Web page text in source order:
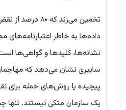
داده‌ها به خاطر اعتبارنامه‌های
نشانه‌ها، کلیدها و گواهی‌ها
سایبری نشان می‌دهد که
پیچیده یا روش‌های حمله برای
یک سازمان متکی نیستند. تنها